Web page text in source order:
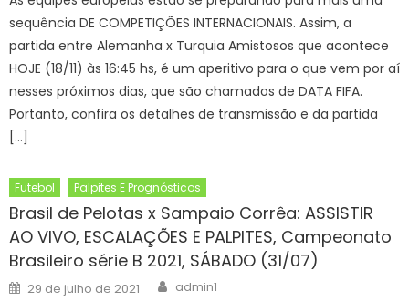
sequência DE COMPETIÇÕES INTERNACIONAIS. Assim, a
partida entre Alemanha x Turquia Amistosos que acontece
HOJE (18/11) às 16:45 hs, é um aperitivo para o que vem por aí
nesses próximos dias, que são chamados de DATA FIFA.
Portanto, confira os detalhes de transmissão e da partida
[…]
Futebol Palpites E Prognósticos
Brasil de Pelotas x Sampaio Corrêa: ASSISTIR
AO VIVO, ESCALAÇÕES E PALPITES, Campeonato
Brasileiro série B 2021, SÁBADO (31/07)
Posted
on
29 de julho de 2021 Author
admin1